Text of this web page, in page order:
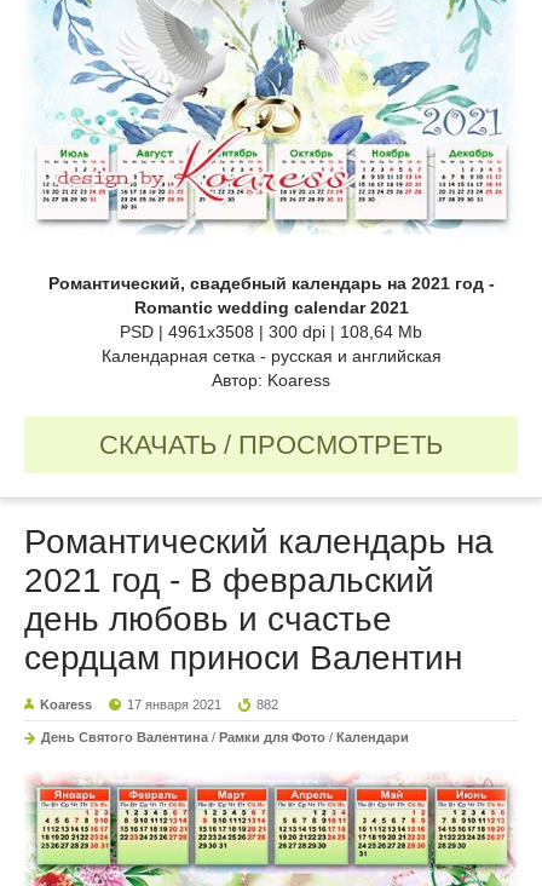
Романтический, свадебный календарь на 2021 год -
Romantic wedding calendar 2021
PSD | 4961x3508 | 300 dpi | 108,64 Mb
Календарная сетка - русская и английская
Автор: Koaress
СКАЧАТЬ / ПРОСМОТРЕТЬ
Романтический календарь на
2021 год - В февральский
день любовь и счастье
сердцам приноси Валентин
Koaress 17 января 2021 882
День Святого Валентина / Рамки для Фото / Календари